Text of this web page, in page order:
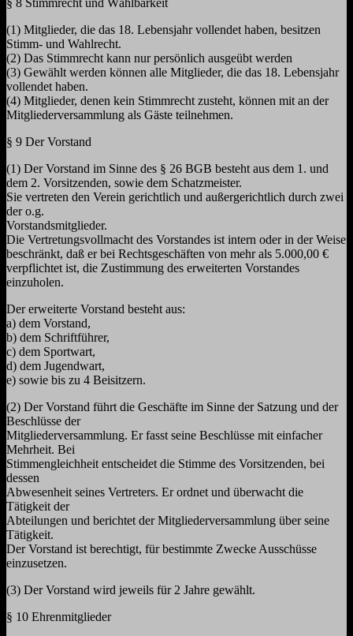
§ 8 Stimmrecht und Wählbarkeit
(1) Mitglieder, die das 18. Lebensjahr vollendet haben, besitzen
Stimm- und Wahlrecht.
(2) Das Stimmrecht kann nur persönlich ausgeübt werden
(3) Gewählt werden können alle Mitglieder, die das 18. Lebensjahr
vollendet haben.
(4) Mitglieder, denen kein Stimmrecht zusteht, können mit an der
Mitgliederversammlung als Gäste teilnehmen.
§ 9 Der Vorstand
(1) Der Vorstand im Sinne des § 26 BGB besteht aus dem 1. und
dem 2. Vorsitzenden, sowie dem Schatzmeister.
Sie vertreten den Verein gerichtlich und außergerichtlich durch zwei
der o.g.
Vorstandsmitglieder.
Die Vertretungsvollmacht des Vorstandes ist intern oder in der Weise
beschränkt, daß er bei Rechtsgeschäften von mehr als 5.000,00 €
verpflichtet ist, die Zustimmung des erweiterten Vorstandes
einzuholen.
Der erweiterte Vorstand besteht aus:
a) dem Vorstand,
b) dem Schriftführer,
c) dem Sportwart,
d) dem Jugendwart,
e) sowie bis zu 4 Beisitzern.
(2) Der Vorstand führt die Geschäfte im Sinne der Satzung und der
Beschlüsse der
Mitgliederversammlung. Er fasst seine Beschlüsse mit einfacher
Mehrheit. Bei
Stimmengleichheit entscheidet die Stimme des Vorsitzenden, bei
dessen
Abwesenheit seines Vertreters. Er ordnet und überwacht die
Tätigkeit der
Abteilungen und berichtet der Mitgliederversammlung über seine
Tätigkeit.
Der Vorstand ist berechtigt, für bestimmte Zwecke Ausschüsse
einzusetzen.
(3) Der Vorstand wird jeweils für 2 Jahre gewählt.
§ 10 Ehrenmitglieder